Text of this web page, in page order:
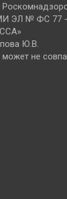
ЭЛ № ФС 77 -
Ю.В.
не